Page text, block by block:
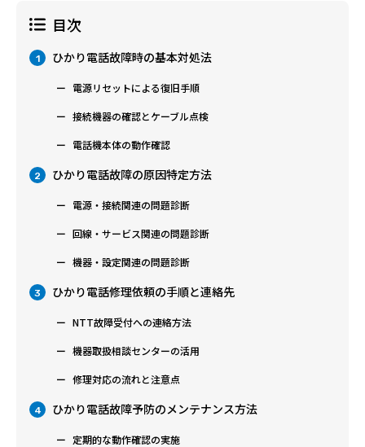
目次
1 ひかり電話故障時の基本対処法
電源リセットによる復旧手順
接続機器の確認とケーブル点検
電話機本体の動作確認
2 ひかり電話故障の原因特定方法
電源・接続関連の問題診断
回線・サービス関連の問題診断
機器・設定関連の問題診断
3 ひかり電話修理依頼の手順と連絡先
NTT故障受付への連絡方法
機器取扱相談センターの活用
修理対応の流れと注意点
4 ひかり電話故障予防のメンテナンス方法
定期的な動作確認の実施